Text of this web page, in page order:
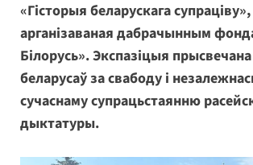
«Гісторыя беларускага супраціву»,
арганізаваная дабрачынным
Білорусь». Экспазіцыя
беларусаў за свабоду і
сучаснаму супрацьстаянню
дыктатуры.